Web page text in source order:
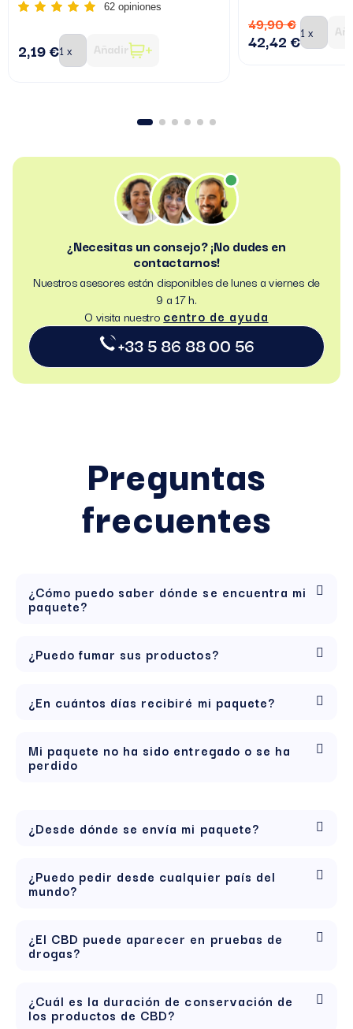
62 opiniones
2,19 € Añadir
49,90 €
42,42 €
¿Necesitas un consejo? ¡No dudes en
contactarnos!
Nuestros asesores están disponibles de lunes a viernes de
9 a 17 h.
O visita nuestro centro de ayuda
+33 5 86 88 00 56
Preguntas
frecuentes
¿Cómo puedo saber dónde se encuentra mi
paquete?
¿Puedo fumar sus productos?
¿En cuántos días recibiré mi paquete?
Mi paquete no ha sido entregado o se ha
perdido
¿Desde dónde se envía mi paquete?
¿Puedo pedir desde cualquier país del
mundo?
¿El CBD puede aparecer en pruebas de
drogas?
¿Cuál es la duración de conservación de
los productos de CBD?